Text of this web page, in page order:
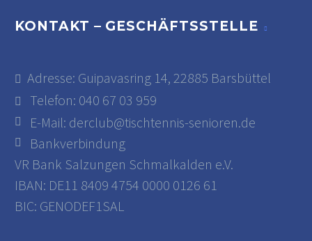
KONTAKT – GESCHÄFTSSTELLE
Adresse: Guipavasring 14, 22885 Barsbüttel
Telefon: 040 67 03 959
E-Mail: derclub@tischtennis-senioren.de
Bankverbindung
VR Bank Salzungen Schmalkalden e.V.
IBAN: DE11 8409 4754 0000 0126 61
BIC: GENODEF1SAL